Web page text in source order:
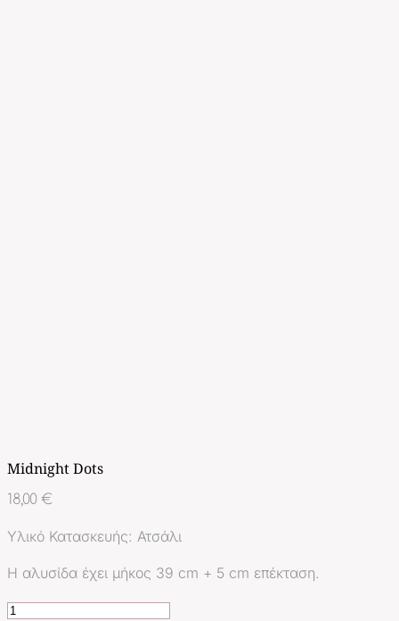
Midnight Dots
18,00 €
Υλικό Κατασκευής: Ατσάλι
Η αλυσίδα έχει μήκος 39 cm + 5 cm επέκταση.
Midnight